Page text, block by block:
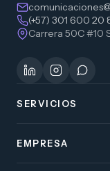
(+57) 301 600 20
Carrera 50C #10
SERVICIOS
EMPRESA